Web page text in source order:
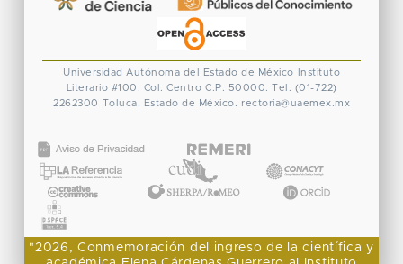
Universidad Autónoma del Estado de México
Instituto
Literario #100. Col. Centro C.P. 50000. Tel. (01-722)
2262300 Toluca, Estado de México. rectoria@uaemex.mx
"2026, Conmemoración del ingreso de la científica y